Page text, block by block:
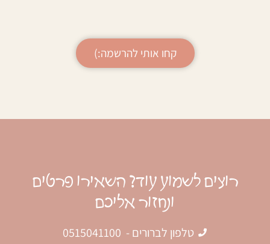
קחו אותי להרשמה:)
רוצים לשמוע עוד? השאירו פרטים
ונחזור אליכם
טלפון לברורים - 0515041100